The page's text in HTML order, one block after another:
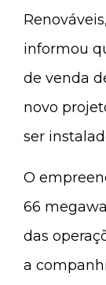
informou
de venda
novo
ser
O
66
das
a